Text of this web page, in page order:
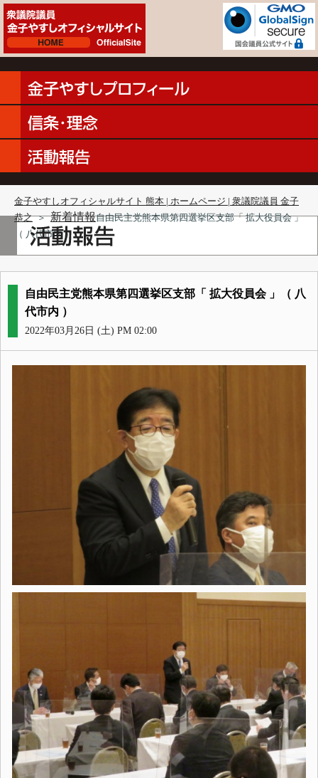
金子やすしオフィシャルサイト 熊本 | ホームページ | 衆議院議員 金子
恭之 ＞ 新着情報自由民主党熊本県第四選挙区支部「 拡大役員会 」
（ 八代市内 ）
自由民主党熊本県第四選挙区支部「 拡大役員会 」（ 八
代市内 ）
2022年03月26日 (土) PM 02:00